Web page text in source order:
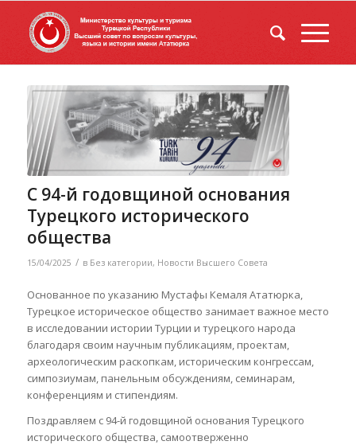
С 94-й годовщиной основания
Турецкого исторического
общества
15/04/2025 / в Без категории, Новости Высшего Совета
Основанное по указанию Мустафы Кемаля Ататюрка,
Турецкое историческое общество занимает важное место
в исследовании истории Турции и турецкого народа
благодаря своим научным публикациям, проектам,
археологическим раскопкам, историческим конгрессам,
симпозиумам, панельным обсуждениям, семинарам,
конференциям и стипендиям.
Поздравляем с 94-й годовщиной основания Турецкого
исторического общества, самоотверженно